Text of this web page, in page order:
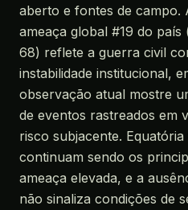
aberto e fontes de campo.
ameaça global #19 do
68) reflete a guerra civil
instabilidade institucional,
observação atual mostre
de eventos rastreados em
risco subjacente.
continuam sendo os
ameaça elevada, e a
não sinaliza condições de